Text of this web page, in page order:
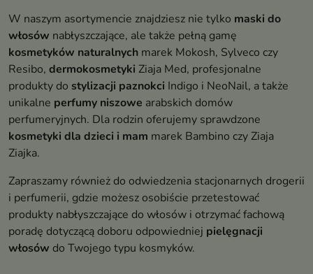
W naszym asortymencie znajdziesz nie tylko maski do
włosów nabłyszczające, ale także pełną gamę
kosmetyków naturalnych marek Mokosh, Sylveco czy
Resibo, dermokosmetyki Ziaja Med, profesjonalne
produkty do stylizacji paznokci Indigo i NeoNail, a także
unikalne perfumy niszowe arabskich domów
perfumeryjnych. Dla rodzin oferujemy sprawdzone
kosmetyki dla dzieci i mam marek Bambino czy Ziaja
Ziajka.
Zapraszamy również do odwiedzenia stacjonarnych drogerii
i perfumerii, gdzie możesz osobiście przetestować
produkty nabłyszczające do włosów i otrzymać fachową
poradę dotyczącą doboru odpowiedniej pielęgnacji
włosów do Twojego typu kosmyków.